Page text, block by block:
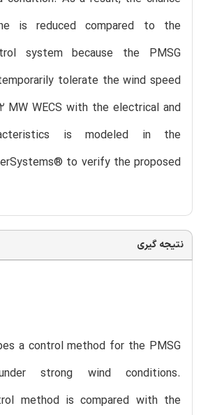
is reduced compared to the
system because the PMSG
tolerate the wind speed
WECS with the electrical and
is modeled in the
to verify the proposed
نتیجه گیری
a control method for the PMSG
strong wind conditions.
method is compared with the